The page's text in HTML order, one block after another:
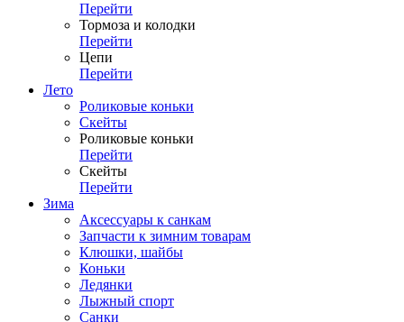
Перейти
Тормоза и колодки
Перейти
Цепи
Перейти
Лето
Роликовые коньки
Скейты
Роликовые коньки
Перейти
Скейты
Перейти
Зима
Аксессуары к санкам
Запчасти к зимним товарам
Клюшки, шайбы
Коньки
Ледянки
Лыжный спорт
Санки